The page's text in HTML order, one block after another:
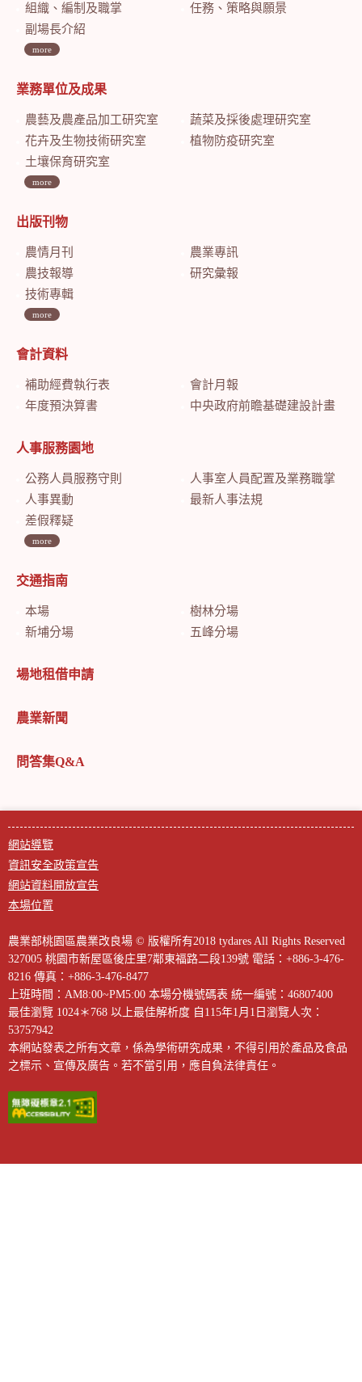
組織、編制及職掌
任務、策略與願景
副場長介紹
more
業務單位及成果
農藝及農產品加工研究室
蔬菜及採後處理研究室
花卉及生物技術研究室
植物防疫研究室
土壤保育研究室
more
出版刊物
農情月刊
農業專訊
農技報導
研究彙報
技術專輯
more
會計資料
補助經費執行表
會計月報
年度預決算書
中央政府前瞻基礎建設計畫特別預算會計月報
人事服務園地
公務人員服務守則
人事室人員配置及業務職掌
人事異動
最新人事法規
差假釋疑
more
交通指南
本場
樹林分場
新埔分場
五峰分場
場地租借申請
農業新聞
問答集Q&A
網站導覽
資訊安全政策宣告
網站資料開放宣告
本場位置
農業部桃園區農業改良場 © 版權所有2018 tydares All Rights Reserved
327005 桃園市新屋區後庄里7鄰東福路二段139號 電話：+886-3-476-
8216 傳真：+886-3-476-8477
上班時間：AM8:00~PM5:00 本場分機號碼表 統一編號：46807400
最佳瀏覽 1024＊768 以上最佳解析度 自115年1月1日瀏覽人次：
53757942
本網站發表之所有文章，係為學術研究成果，不得引用於產品及食品
之標示、宣傳及廣告。若不當引用，應自負法律責任。